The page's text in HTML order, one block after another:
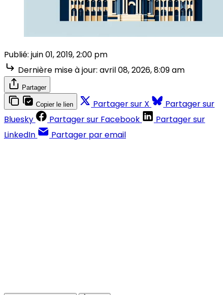
Publié: juin 01, 2019, 2:00 pm
Dernière mise à jour: avril 08, 2026, 8:09 am
Partager
Copier le lien Partager sur X
Partager sur
Bluesky
Partager sur Facebook
Partager sur
LinkedIn
Partager par email